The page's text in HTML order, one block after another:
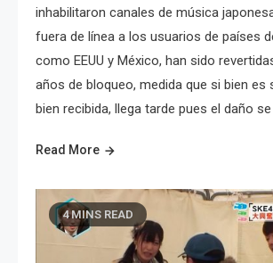
inhabilitaron canales de música
fuera de línea a los usuarios de países
como EEUU y México, han sido
años de bloqueo, medida que si bien
bien recibida, llega tarde pues el daño
Read More
4 MINS READ